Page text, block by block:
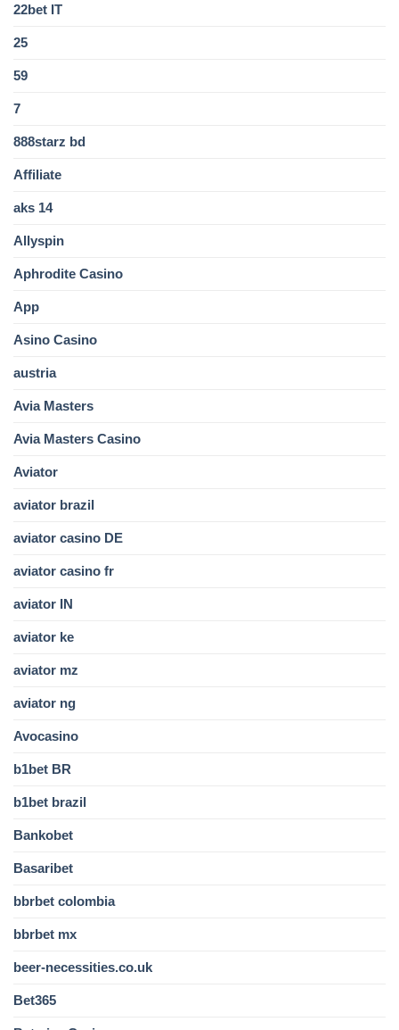
22bet IT
25
59
7
888starz bd
Affiliate
aks 14
Allyspin
Aphrodite Casino
App
Asino Casino
austria
Avia Masters
Avia Masters Casino
Aviator
aviator brazil
aviator casino DE
aviator casino fr
aviator IN
aviator ke
aviator mz
aviator ng
Avocasino
b1bet BR
b1bet brazil
Bankobet
Basaribet
bbrbet colombia
bbrbet mx
beer-necessities.co.uk
Bet365